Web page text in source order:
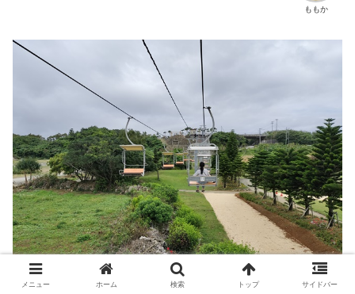
ももか
メニュー ホーム 検索 トップ サイドバー